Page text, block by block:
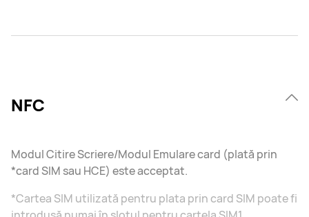
NFC
Modul Citire Scriere/Modul Emulare card (plată prin
*card SIM sau HCE) este acceptat.
*Cartea SIM utilizată pentru plata prin card SIM poate fi